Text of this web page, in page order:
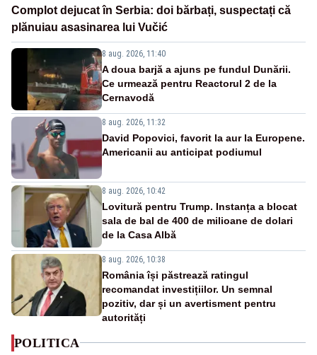
Complot dejucat în Serbia: doi bărbați, suspectați că
plănuiau asasinarea lui Vučić
8 aug. 2026, 11:40
A doua barjă a ajuns pe fundul Dunării.
Ce urmează pentru Reactorul 2 de la
Cernavodă
8 aug. 2026, 11:32
David Popovici, favorit la aur la Europene.
Americanii au anticipat podiumul
8 aug. 2026, 10:42
Lovitură pentru Trump. Instanța a blocat
sala de bal de 400 de milioane de dolari
de la Casa Albă
8 aug. 2026, 10:38
România își păstrează ratingul
recomandat investițiilor. Un semnal
pozitiv, dar și un avertisment pentru
autorități
POLITICA